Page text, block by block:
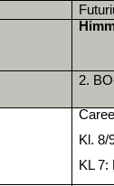
2.
Kl. 8/
KL 7: